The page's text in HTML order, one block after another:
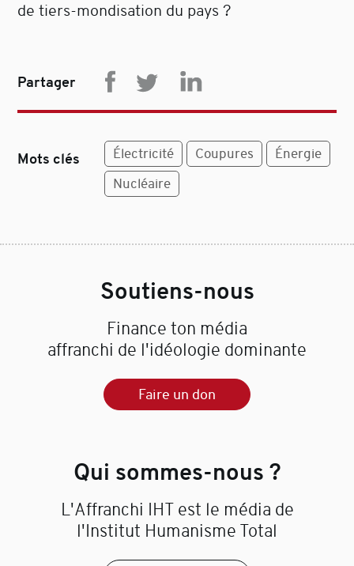
de tiers-mondisation du pays ?
Partager
Mots clés Électricité Coupures
Énergie
Nucléaire
Qui sommes-nous ?
L'Affranchi IHT est le média de
l'Institut Humanisme Total
Soutiens-nous
Finance ton média
affranchi de l'idéologie dominante
Faire un don